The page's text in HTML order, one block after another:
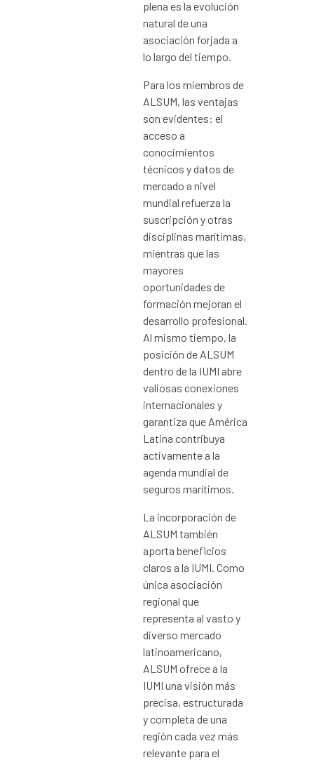
plena es la evolución
natural de una
asociación forjada a
lo largo del tiempo.
Para los miembros de
ALSUM, las ventajas
son evidentes: el
acceso a
conocimientos
técnicos y datos de
mercado a nivel
mundial refuerza la
suscripción y otras
disciplinas marítimas,
mientras que las
mayores
oportunidades de
formación mejoran el
desarrollo profesional.
Al mismo tiempo, la
posición de ALSUM
dentro de la IUMI abre
valiosas conexiones
internacionales y
garantiza que América
Latina contribuya
activamente a la
agenda mundial de
seguros marítimos.
La incorporación de
ALSUM también
aporta beneficios
claros a la IUMI. Como
única asociación
regional que
representa al vasto y
diverso mercado
latinoamericano,
ALSUM ofrece a la
IUMI una visión más
precisa, estructurada
y completa de una
región cada vez más
relevante para el